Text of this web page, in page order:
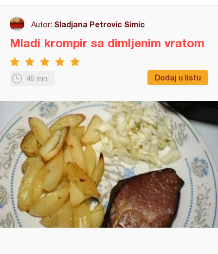
Autor: Sladjana Petrovic Simic
45 min Dodaj u listu
Mladi krompir sa dimljenim vratom